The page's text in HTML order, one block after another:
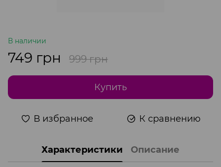
В наличии
749 грн 999 грн
Купить
В избранное К сравнению
Характеристики Описание